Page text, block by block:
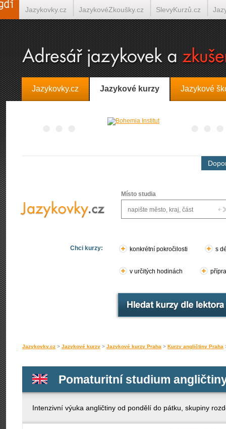
Jazykovky.cz Jazykové kurzy Jazykové
Místo studia
Chci kurzy: konkrétní pokročilosti s
v určitých hodinách
Jazykovky.cz > Jazykové kurzy > Jazykové kurzy Praha > Kurzy angličtiny Praha
Pomaturitní studium
Intenzivní výuka angličtiny od pondělí do pátku, skupiny
Jazykovky.cz JazykovéZkoušky.cz SlevyKurzů.cz
Španělština on-line Italština on-line Tlumočení-